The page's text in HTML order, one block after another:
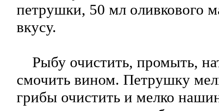
петрушки, 50 мл оливкового
вкусу.
Рыбу очистить, промыть,
смочить вином. Петрушку
грибы очистить и мелко